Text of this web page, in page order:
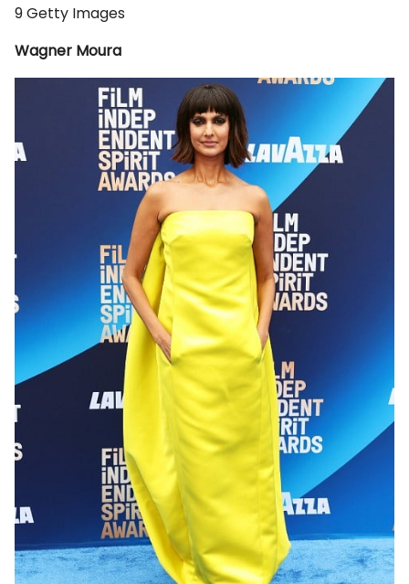
9Getty Images
Wagner Moura